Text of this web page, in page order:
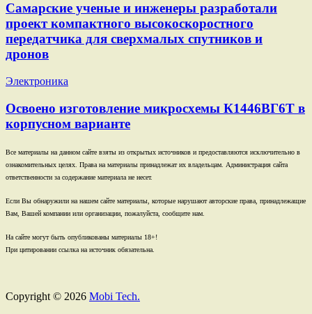
Самарские ученые и инженеры разработали
проект компактного высокоскоростного
передатчика для сверхмалых спутников и
дронов
Электроника
Освоено изготовление микросхемы К1446ВГ6Т в
корпусном варианте
Все материалы на данном сайте взяты из открытых источников и предоставляются исключительно в
ознакомительных целях. Права на материалы принадлежат их владельцам. Администрация сайта
ответственности за содержание материала не несет.
Если Вы обнаружили на нашем сайте материалы, которые нарушают авторские права, принадлежащие
Вам, Вашей компании или организации, пожалуйста, сообщите нам.
На сайте могут быть опубликованы материалы 18+!
При цитировании ссылка на источник обязательна.
Copyright © 2026 Mobi Tech.